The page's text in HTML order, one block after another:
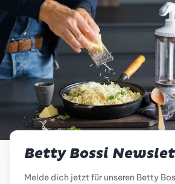
Betty Bossi
Melde dich jetzt für unseren Betty